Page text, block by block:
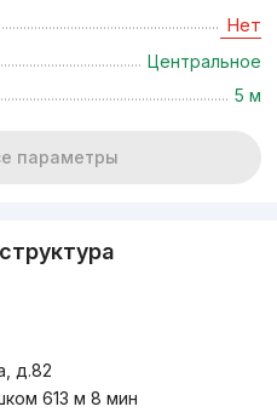
Нет
Центральное
5 м
параметры
д.82
613 м 8 мин